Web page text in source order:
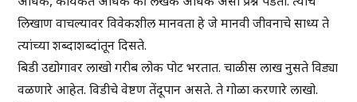
लिखाण वाचल्यावर विवेकशील मानवता हे जे मानवी जीवनाचे साध्य ते
त्यांच्या शब्दाशब्दांतून दिसते.
बिडी उद्योगावर लाखो गरीब लोक पोट भरतात. चाळीस लाख नुसते विड्या
वळणारे आहेत. विडीचे वेष्टण तेंदूपान असते. ते गोळा करणारे लाखो.